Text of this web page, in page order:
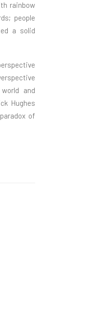
rainbow
people
a solid
and
Hughes
of